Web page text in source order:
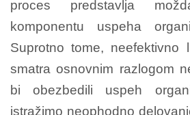
proces predstavlja
komponentu uspeha
Suprotno tome, neefektivno
smatra osnovnim razlogom
bi obezbedili uspeh
istražimo neophodno